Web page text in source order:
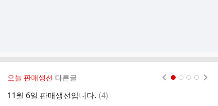
오늘 판매생선 다른글
11월 6일 판매생선입니다. 댓
(4)